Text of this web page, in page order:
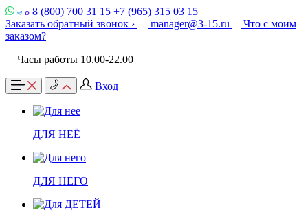
8 (800) 700 31 15 +7 (965) 315 03 15
Заказать обратный звонок ›
manager@3-15.ru
Что с моим
заказом?
Часы работы 10.00-22.00
Вход
ДЛЯ НЕЁ
ДЛЯ НЕГО